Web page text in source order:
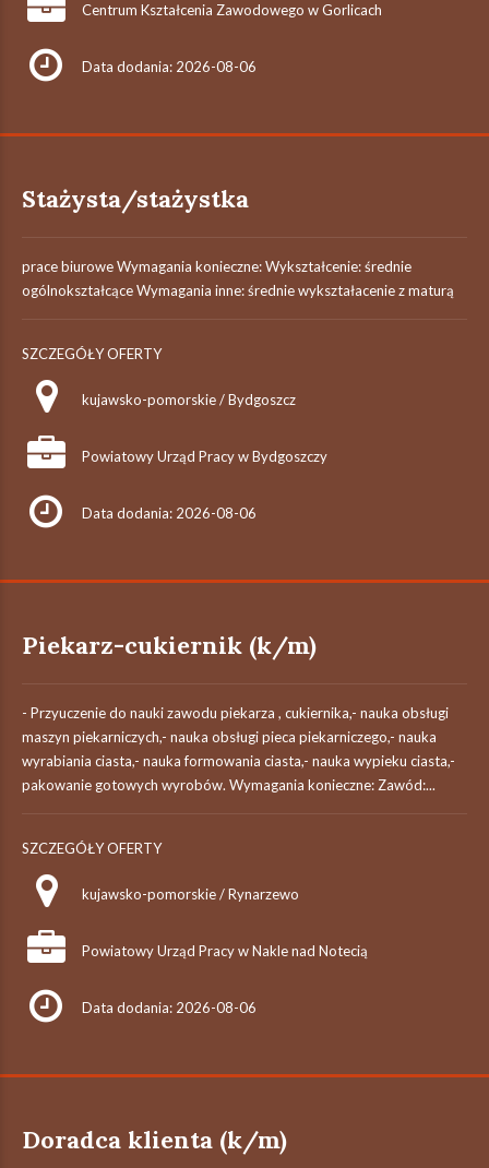
Centrum Kształcenia Zawodowego w Gorlicach
Data dodania: 2026-08-06
Stażysta/stażystka
prace biurowe Wymagania konieczne: Wykształcenie: średnie
ogólnokształcące Wymagania inne: średnie wykształacenie z maturą
SZCZEGÓŁY OFERTY
kujawsko-pomorskie / Bydgoszcz
Powiatowy Urząd Pracy w Bydgoszczy
Data dodania: 2026-08-06
Piekarz-cukiernik (k/m)
- Przyuczenie do nauki zawodu piekarza , cukiernika,- nauka obsługi
maszyn piekarniczych,- nauka obsługi pieca piekarniczego,- nauka
wyrabiania ciasta,- nauka formowania ciasta,- nauka wypieku ciasta,-
pakowanie gotowych wyrobów. Wymagania konieczne: Zawód:...
SZCZEGÓŁY OFERTY
kujawsko-pomorskie / Rynarzewo
Powiatowy Urząd Pracy w Nakle nad Notecią
Data dodania: 2026-08-06
Doradca klienta (k/m)